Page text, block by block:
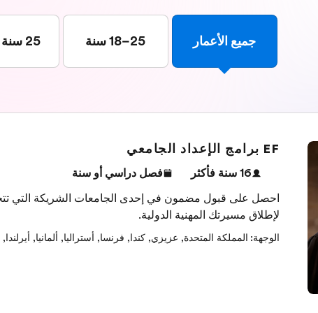
جميع الأعمار 25–18 سنة 25 سنة فأكثر
EF برامج الإعداد الجامعي
16 سنة فأكثر
فصل دراسي أو سنة
لإطلاق مسيرتك المهنية الدولية.
الوجهة: المملكة المتحدة, عزيزي, كندا, فرنسا, أستراليا, ألمانيا, أيرلندا,